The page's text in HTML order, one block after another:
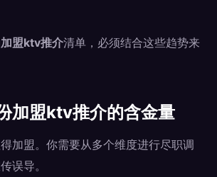
加盟ktv推介清单，必须结合这些趋势来
加盟ktv推介的含金量
加盟。你需要从多个维度进行尽职调
误导。